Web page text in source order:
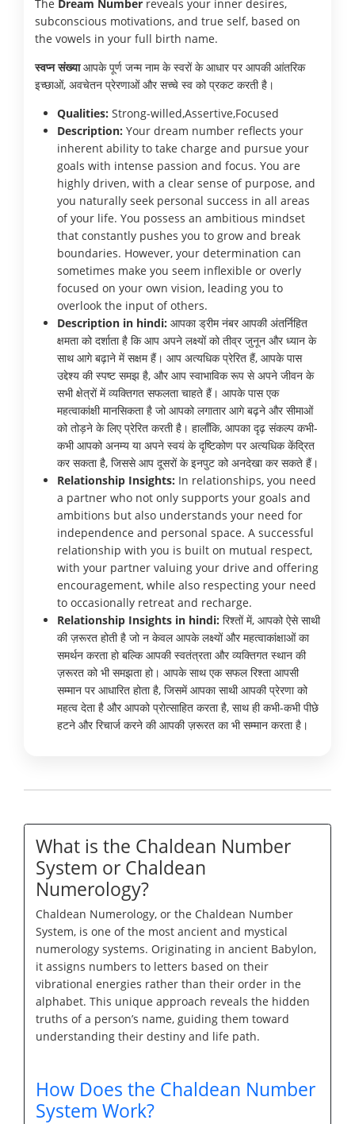
The Dream Number reveals your inner desires,
subconscious motivations, and true self, based on
the vowels in your full birth name.
स्वप्न संख्याआपके पूर्ण जन्म नाम के स्वरों के आधार पर आपकी आंतरिक
इच्छाओं, अवचेतन प्रेरणाओं और सच्चे स्व को प्रकट करती है।
Qualities: Strong-willed,Assertive,Focused
Description: Your dream number reflects your
inherent ability to take charge and pursue your
goals with intense passion and focus. You are
highly driven, with a clear sense of purpose, and
you naturally seek personal success in all areas
of your life. You possess an ambitious mindset
that constantly pushes you to grow and break
boundaries. However, your determination can
sometimes make you seem inflexible or overly
focused on your own vision, leading you to
overlook the input of others.
Description in hindi: आपका ड्रीम नंबर आपकी अंतर्निहित
क्षमता को दर्शाता है कि आप अपने लक्ष्यों को तीव्र जुनून और ध्यान के
साथ आगे बढ़ाने में सक्षम हैं। आप अत्यधिक प्रेरित हैं, आपके पास
उद्देश्य की स्पष्ट समझ है, और आप स्वाभाविक रूप से अपने जीवन के
सभी क्षेत्रों में व्यक्तिगत सफलता चाहते हैं। आपके पास एक
महत्वाकांक्षी मानसिकता है जो आपको लगातार आगे बढ़ने और सीमाओं
को तोड़ने के लिए प्रेरित करती है। हालाँकि, आपका दृढ़ संकल्प कभी-
कभी आपको अनम्य या अपने स्वयं के दृष्टिकोण पर अत्यधिक केंद्रित
कर सकता है, जिससे आप दूसरों के इनपुट को अनदेखा कर सकते हैं।
Relationship Insights: In relationships, you need
a partner who not only supports your goals and
ambitions but also understands your need for
independence and personal space. A successful
relationship with you is built on mutual respect,
with your partner valuing your drive and offering
encouragement, while also respecting your need
to occasionally retreat and recharge.
Relationship Insights in hindi: रिश्तों में, आपको ऐसे साथी
की ज़रूरत होती है जो न केवल आपके लक्ष्यों और महत्वाकांक्षाओं का
समर्थन करता हो बल्कि आपकी स्वतंत्रता और व्यक्तिगत स्थान की
ज़रूरत को भी समझता हो। आपके साथ एक सफल रिश्ता आपसी
सम्मान पर आधारित होता है, जिसमें आपका साथी आपकी प्रेरणा को
महत्व देता है और आपको प्रोत्साहित करता है, साथ ही कभी-कभी पीछे
हटने और रिचार्ज करने की आपकी ज़रूरत का भी सम्मान करता है।
What is the Chaldean Number
System or Chaldean
Numerology?
Chaldean Numerology, or the Chaldean Number
System, is one of the most ancient and mystical
numerology systems. Originating in ancient Babylon,
it assigns numbers to letters based on their
vibrational energies rather than their order in the
alphabet. This unique approach reveals the hidden
truths of a person’s name, guiding them toward
understanding their destiny and life path.
How Does the Chaldean Number
System Work?